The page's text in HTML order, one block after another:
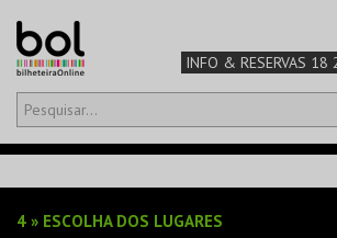
INFO & RESERVAS 18
Olá,iniciar sessão
4 » ESCOLHA DOS LUGARES